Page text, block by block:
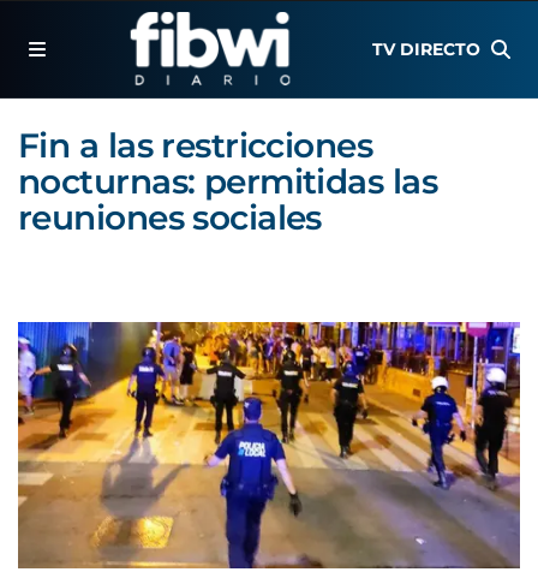
TV DIRECTO
Fin a las restricciones
nocturnas: permitidas las
reuniones sociales